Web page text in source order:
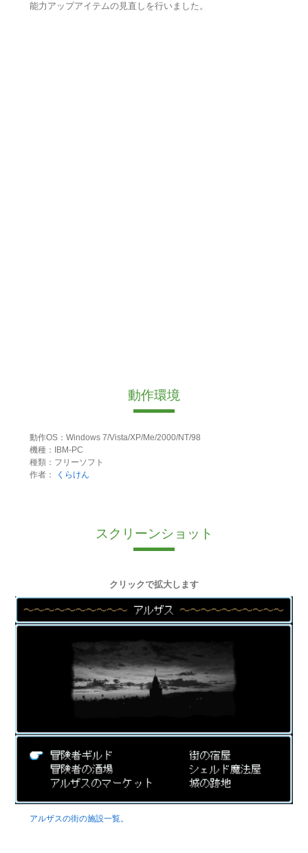
能力アップアイテムの見直しを行いました。
動作環境
動作OS：Windows 7/Vista/XP/Me/2000/NT/98
機種：IBM-PC
種類：フリーソフト
作者：
くらけん
スクリーンショット
クリックで拡大します
アルザスの街の施設一覧。